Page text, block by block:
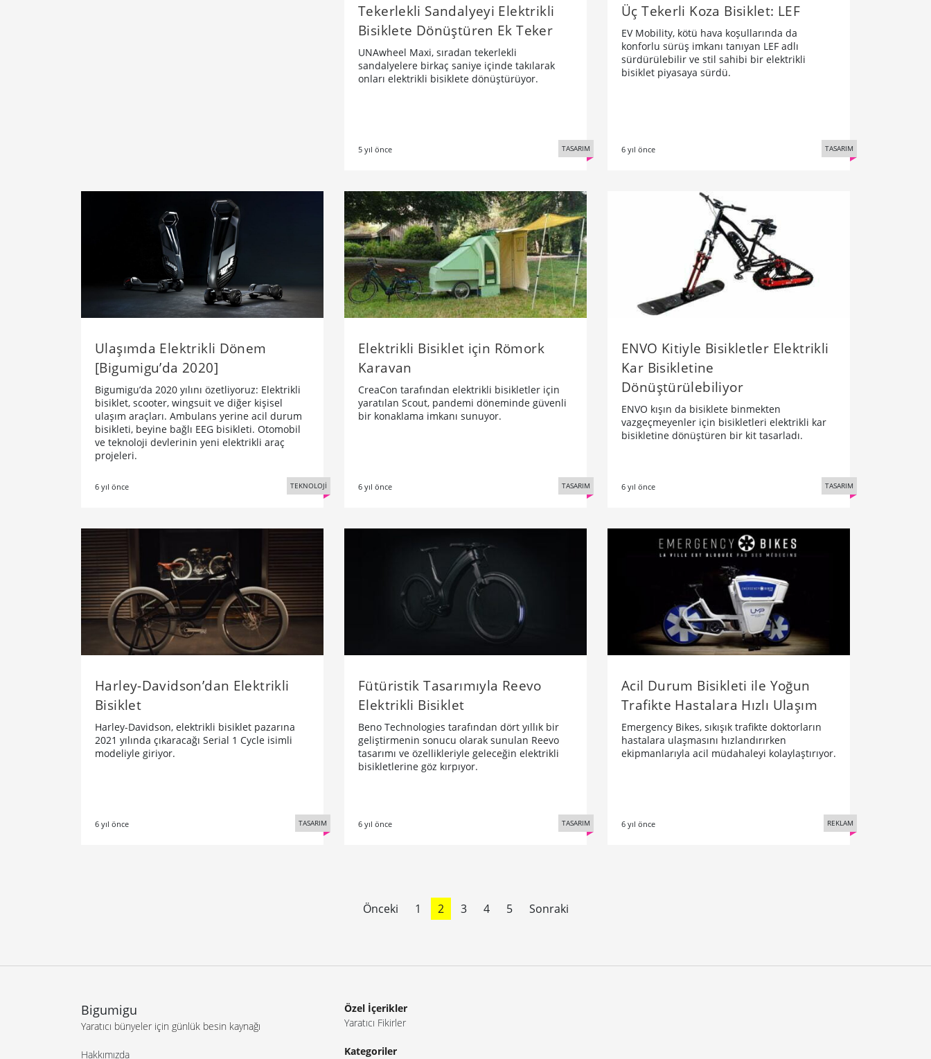
Tekerlekli Sandalyeyi Elektrikli
Bisiklete Dönüştüren Ek Teker
UNAwheel Maxi, sıradan tekerlekli
sandalyelere birkaç saniye içinde takılarak
onları elektrikli bisiklete dönüştürüyor.
5 yıl önce TASARIM
Üç Tekerli Koza Bisiklet: LEF
EV Mobility, kötü hava koşullarında da
konforlu sürüş imkanı tanıyan LEF adlı
sürdürülebilir ve stil sahibi bir elektrikli
bisiklet piyasaya sürdü.
6 yıl önce TASARIM
Ulaşımda Elektrikli Dönem
[Bigumigu’da 2020]
Bigumigu’da 2020 yılını özetliyoruz: Elektrikli
bisiklet, scooter, wingsuit ve diğer kişisel
ulaşım araçları. Ambulans yerine acil durum
bisikleti, beyine bağlı EEG bisikleti. Otomobil
ve teknoloji devlerinin yeni elektrikli araç
projeleri.
6 yıl önce TEKNOLOJİ
Elektrikli Bisiklet için Römork
Karavan
CreaCon tarafından elektrikli bisikletler için
yaratılan Scout, pandemi döneminde güvenli
bir konaklama imkanı sunuyor.
6 yıl önce TASARIM
ENVO Kitiyle Bisikletler Elektrikli
Kar Bisikletine
Dönüştürülebiliyor
ENVO kışın da bisiklete binmekten
vazgeçmeyenler için bisikletleri elektrikli kar
bisikletine dönüştüren bir kit tasarladı.
6 yıl önce TASARIM
Harley-Davidson’dan Elektrikli
Bisiklet
Harley-Davidson, elektrikli bisiklet pazarına
2021 yılında çıkaracağı Serial 1 Cycle isimli
modeliyle giriyor.
6 yıl önce TASARIM
Fütüristik Tasarımıyla Reevo
Elektrikli Bisiklet
Beno Technologies tarafından dört yıllık bir
geliştirmenin sonucu olarak sunulan Reevo
tasarımı ve özellikleriyle geleceğin elektrikli
bisikletlerine göz kırpıyor.
6 yıl önce TASARIM
Acil Durum Bisikleti ile Yoğun
Trafikte Hastalara Hızlı Ulaşım
Emergency Bikes, sıkışık trafikte doktorların
hastalara ulaşmasını hızlandırırken
ekipmanlarıyla acil müdahaleyi kolaylaştırıyor.
6 yıl önce REKLAM
Önceki 1 2 3 4 5 Sonraki
Bigumigu
Yaratıcı bünyeler için günlük besin kaynağı
Hakkımızda
Özel İçerikler
Yaratıcı Fikirler
Kategoriler